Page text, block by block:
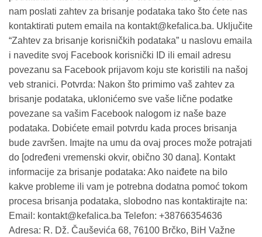
nam poslati zahtev za brisanje podataka tako što ćete nas
kontaktirati putem emaila na kontakt@kefalica.ba. Uključite
“Zahtev za brisanje korisničkih podataka” u naslovu emaila
i navedite svoj Facebook korisnički ID ili email adresu
povezanu sa Facebook prijavom koju ste koristili na našoj
veb stranici. Potvrda: Nakon što primimo vaš zahtev za
brisanje podataka, uklonićemo sve vaše lične podatke
povezane sa vašim Facebook nalogom iz naše baze
podataka. Dobićete email potvrdu kada proces brisanja
bude završen. Imajte na umu da ovaj proces može potrajati
do [određeni vremenski okvir, obično 30 dana]. Kontakt
informacije za brisanje podataka: Ako naiđete na bilo
kakve probleme ili vam je potrebna dodatna pomoć tokom
procesa brisanja podataka, slobodno nas kontaktirajte na:
Email: kontakt@kefalica.ba Telefon: +38766354636
Adresa: R. Dž. Čauševića 68, 76100 Brčko, BiH Važne